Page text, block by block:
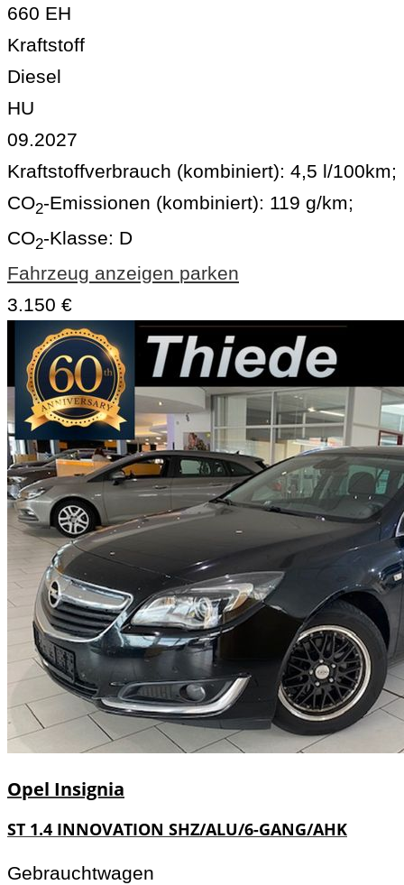
660 EH
Kraftstoff
Diesel
HU
09.2027
Kraftstoffverbrauch (kombiniert): 4,5 l/100km;
CO2-Emissionen (kombiniert): 119 g/km;
CO2-Klasse: D
Fahrzeug anzeigen parken
3.150 €
Opel Insignia
ST 1.4 INNOVATION SHZ/ALU/6-GANG/AHK
Gebrauchtwagen